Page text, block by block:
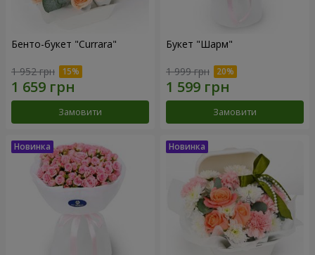
Бенто-букет "Currara"
1 952 грн
Замовити
Букет "Шарм"
1 999 грн
Замовити